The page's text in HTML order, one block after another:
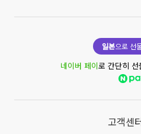
일본으로 선
네이버 페이로 간단히
고객센